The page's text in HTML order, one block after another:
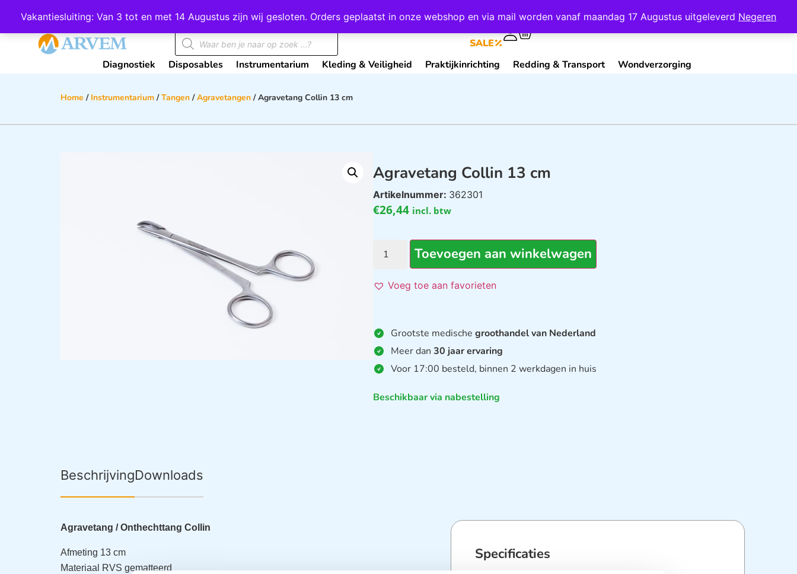
Vakantiesluiting: Van 3 tot en met 14 Augustus zijn wij gesloten. Orders geplaatst in onze webshop en via mail worden vanaf maandag 17 Augustus uitgeleverd Negeren
Wij scoren een 4,8 op Google Mijn Account Contact
SALE
Diagnostiek Disposables Instrumentarium Kleding & Veiligheid Praktijkinrichting Redding & Transport Wondverzorging
Home / Instrumentarium /Tangen /Agravetangen / Agravetang Collin 13 cm
Agravetang Collin 13 cm
Artikelnummer: 362301
€26,44 incl. btw
Toevoegen aan winkelwagen
Voeg toe aan favorieten
Grootste medischegroothandel van Nederland
Meer dan30 jaar ervaring
Voor 17:00 besteld, binnen 2 werkdagen in huis
Beschikbaar via nabestelling
BeschrijvingDownloads
Agravetang / Onthechttang Collin
Afmeting 13 cm
Materiaal RVS gematteerd
Specificaties